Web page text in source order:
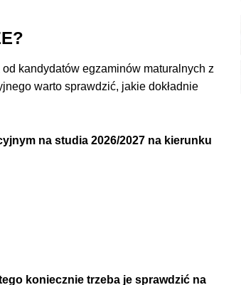
kandydatów egzaminów maturalnych z
warto sprawdzić, jakie dokładnie
na studia 2026/2027 na kierunku
koniecznie trzeba je sprawdzić na